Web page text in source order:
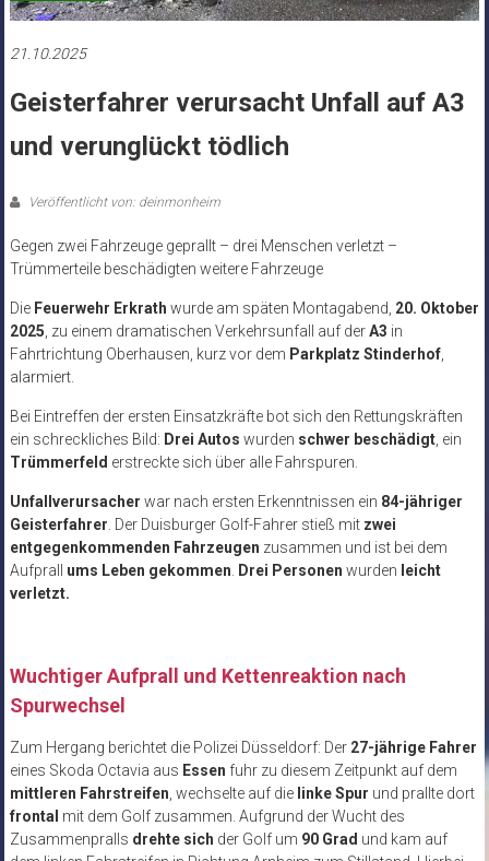
21.10.2025
Geisterfahrer verursacht Unfall auf A3
und verunglückt tödlich
Veröffentlicht von: deinmonheim
Gegen zwei Fahrzeuge geprallt – drei Menschen verletzt –
Trümmerteile beschädigten weitere Fahrzeuge
Die Feuerwehr Erkrath wurde am späten Montagabend, 20. Oktober
2025, zu einem dramatischen Verkehrsunfall auf derA3 in
Fahrtrichtung Oberhausen, kurz vor dem Parkplatz Stinderhof,
alarmiert.
Bei Eintreffen der ersten Einsatzkräfte bot sich den Rettungskräften
ein schreckliches Bild: Drei Autos wurden schwer beschädigt, ein
Trümmerfeld erstreckte sich über alle Fahrspuren.
Unfallverursacher war nach ersten Erkenntnissen ein 84-jähriger
Geisterfahrer. Der Duisburger Golf-Fahrer stieß mit zwei
entgegenkommenden Fahrzeugen zusammen und ist bei dem
Aufprall ums Leben gekommen. Drei Personen wurden leicht
verletzt.
Wuchtiger Aufprall und Kettenreaktion nach
Spurwechsel
Zum Hergang berichtet die Polizei Düsseldorf: Der 27-jährige Fahrer
eines Skoda Octavia aus Essen fuhr zu diesem Zeitpunkt auf dem
mittleren Fahrstreifen, wechselte auf die linke Spur und prallte dort
frontal mit dem Golf zusammen. Aufgrund der Wucht des
Zusammenpralls drehte sich der Golf um 90 Grad und kam auf